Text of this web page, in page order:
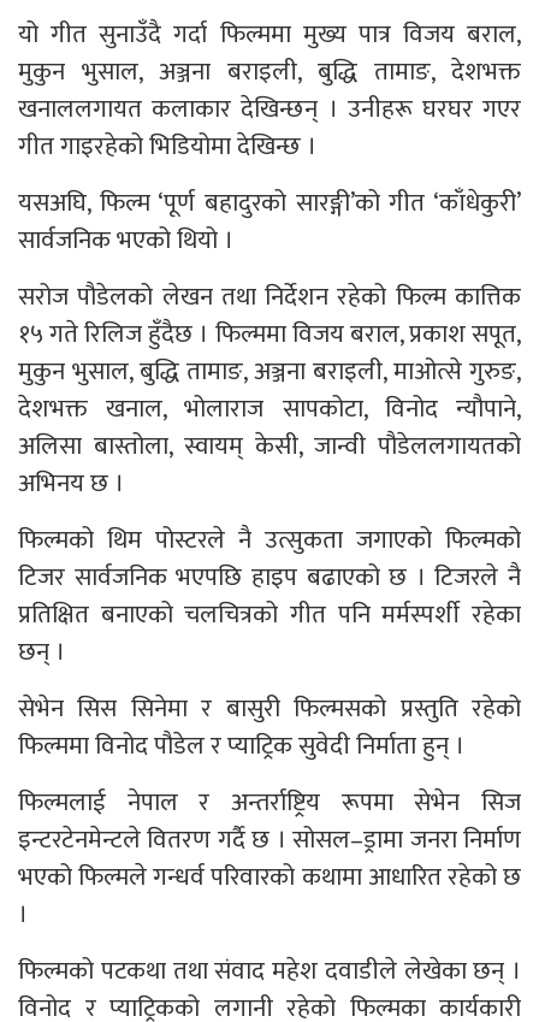
यो गीत सुनाउँदै गर्दा फिल्ममा मुख्य पात्र विजय बराल,
मुकुन भुसाल, अञ्जना बराइली, बुद्धि तामाङ, देशभक्त
खनाललगायत कलाकार देखिन्छन् । उनीहरू घरघर गएर
गीत गाइरहेको भिडियोमा देखिन्छ ।
यसअघि, फिल्म ‘पूर्ण बहादुरको सारङ्गी’को गीत ‘काँधेकुरी’
सार्वजनिक भएको थियो ।
सरोज पौडेलको लेखन तथा निर्देशन रहेको फिल्म कात्तिक
१५ गते रिलिज हुँदैछ । फिल्ममा विजय बराल, प्रकाश सपूत,
मुकुन भुसाल, बुद्धि तामाङ, अञ्जना बराइली, माओत्से गुरुङ,
देशभक्त खनाल, भोलाराज सापकोटा, विनोद न्यौपाने,
अलिसा बास्तोला, स्वायम् केसी, जान्वी पौडेललगायतको
अभिनय छ ।
फिल्मको थिम पोस्टरले नै उत्सुकता जगाएको फिल्मको
टिजर सार्वजनिक भएपछि हाइप बढाएको छ । टिजरले नै
प्रतिक्षित बनाएको चलचित्रको गीत पनि मर्मस्पर्शी रहेका
छन् ।
सेभेन सिस सिनेमा र बासुरी फिल्मसको प्रस्तुति रहेको
फिल्ममा विनोद पौडेल र प्याट्रिक सुवेदी निर्माता हुन् ।
फिल्मलाई नेपाल र अन्तर्राष्ट्रिय रूपमा सेभेन सिज
इन्टरटेनमेन्टले वितरण गर्दै छ । सोसल–ड्रामा जनरा निर्माण
भएको फिल्मले गन्धर्व परिवारको कथामा आधारित रहेको छ
।
फिल्मको पटकथा तथा संवाद महेश दवाडीले लेखेका छन् ।
विनोद र प्याट्रिकको लगानी रहेको फिल्मका कार्यकारी